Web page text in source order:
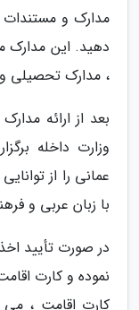
مدارک و مستندات
دهید. این مدارک
، مدارک تحصیلی
بعد از ارائه
وزارت داخله
عمانی را از
با زبان عربی و
در صورت تأیید
نموده و کارت
کارت اقامت ، می